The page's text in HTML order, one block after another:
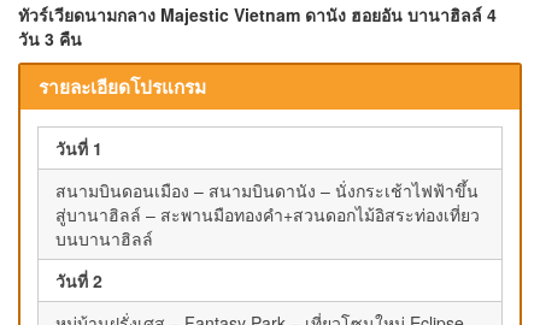
ทัวร์เวียดนามกลาง Majestic Vietnam ดานัง ฮอยอัน บานาฮิลล์ 4
วัน 3 คืน
รายละเอียดโปรแกรม
วันที่ 1
สนามบินดอนเมือง – สนามบินดานัง – นั่งกระเช้าไฟฟ้าขึ้น
สู่บานาฮิลล์ – สะพานมือทองคำ+สวนดอกไม้อิสระท่องเที่ยว
บนบานาฮิลล์
วันที่ 2